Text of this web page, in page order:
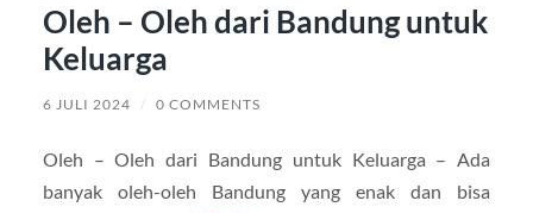
Oleh – Oleh dari Bandung untuk
Keluarga
6 JULI 2024 / 0 COMMENTS
Oleh – Oleh dari Bandung untuk Keluarga – Ada
banyak oleh-oleh Bandung yang enak dan bisa